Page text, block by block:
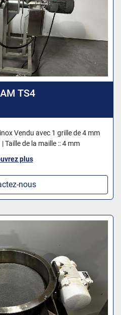
TS4
Vendu avec 1 grille de 4 mm
Taille de la maille :: 4 mm
plus
nous